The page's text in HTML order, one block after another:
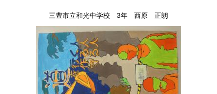
三豊市立和光中学校 3年 西原 正朗